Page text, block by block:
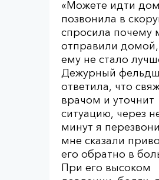
«Можете идти
позвонила в
спросила почему
отправили домой,
ему не стало
Дежурный
ответила, что
врачом и уточнит
ситуацию, через
минут я
мне сказали
его обратно в
При его высоком